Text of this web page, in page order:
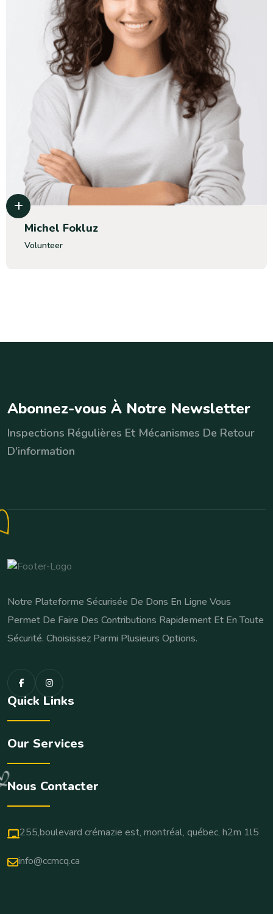
Michel Fokluz
Volunteer
Abonnez-vous À Notre Newsletter
Inspections Régulières Et Mécanismes De Retour
D'information
Notre Plateforme Sécurisée De Dons En Ligne Vous
Permet De Faire Des Contributions Rapidement Et En Toute
Sécurité. Choisissez Parmi Plusieurs Options.
Quick Links
Our Services
Nous Contacter
255,boulevard crémazie est, montréal, québec, h2m 1l5
info@ccmcq.ca